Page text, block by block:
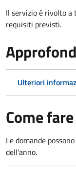
Il servizio è rivolto
requisiti previsti.
Ulteriori
Come fare
Le domande
dell'anno.